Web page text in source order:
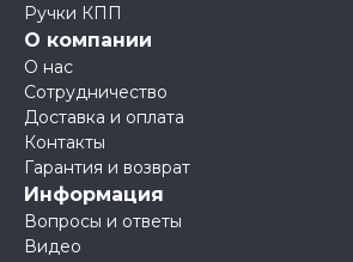
Ручки КПП
О компании
О нас
Сотрудничество
Доставка и оплата
Контакты
Гарантия и возврат
Информация
Вопросы и ответы
Видео